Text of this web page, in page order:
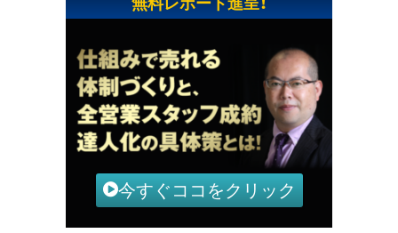
無料レポート進呈！
今すぐココをクリック